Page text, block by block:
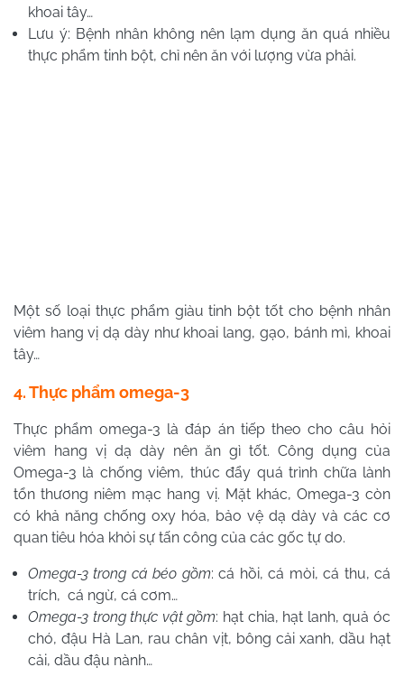
khoai tây…
Lưu ý: Bệnh nhân không nên lạm dụng ăn quá nhiều
thực phẩm tinh bột, chỉ nên ăn với lượng vừa phải.
Một số loại thực phẩm giàu tinh bột tốt cho bệnh nhân
viêm hang vị dạ dày như khoai lang, gạo, bánh mì, khoai
tây…
4. Thực phẩm omega-3
Thực phẩm omega-3 là đáp án tiếp theo cho câu hỏi
viêm hang vị dạ dày nên ăn gì tốt. Công dụng của
Omega-3 là chống viêm, thúc đẩy quá trình chữa lành
tổn thương niêm mạc hang vị. Mặt khác, Omega-3 còn
có khả năng chống oxy hóa, bảo vệ dạ dày và các cơ
quan tiêu hóa khỏi sự tấn công của các gốc tự do.
Omega-3 trong cá béo gồm: cá hồi, cá mòi, cá thu, cá
trích, cá ngừ, cá cơm…
Omega-3 trong thực vật gồm: hạt chia, hạt lanh, quả óc
chó, đậu Hà Lan, rau chân vịt, bông cải xanh, dầu hạt
cải, dầu đậu nành…